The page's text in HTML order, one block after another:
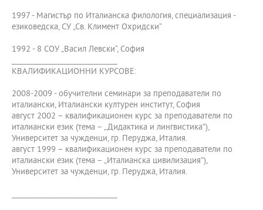
1997 - Магистър по Италианска филология, специализация -
езиковедска, СУ „Св. Климент Охридски“
1992 - 8 СОУ „Васил Левски“, София
КВАЛИФИКАЦИОННИ КУРСОВЕ:
2008-2009 - обучителни семинари за преподаватели по
италиански, Италиански културен институт, София
август 2002 – квалификационен курс за преподаватели по
италиански език (тема – „Дидактика и лингвистика”),
Университет за чужденци, гр. Перуджа, Италия.
август 1999 – квалификационен курс за преподаватели по
италиански език (тема – „Италианска цивилизация”),
Университет за чужденци, гр. Перуджа, Италия.